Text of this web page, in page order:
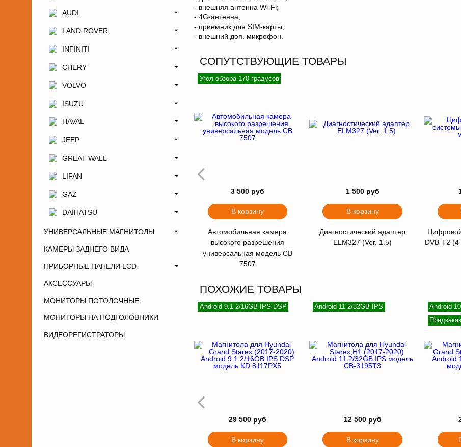
- внешняя антенна Wi-Fi;
- 4G-антенна;
- приемник для SIM-карты;
- внешний доп. микрофон.
СОПУТСТВУЮЩИЕ ТОВАРЫ
Угол обзора 170 градусов
3 500 руб
В корзину
Автомобильная камера
высокого разрешения
универсальная модель CB
7507
1 500 руб
В корзину
Диагностический адаптер
ELM327 (Ver. 1.5)
DVB-T2
ПОХОЖИЕ ТОВАРЫ
Android 9.1 2/16GB IPS DSP
29 500 руб
В корзину
Android 11 2/32GB IPS
12 500 руб
В корзину
Android
Предзаказ
AUDI
LAND ROVER
INFINITI
CHERY
VOLVO
ISUZU
HAVAL
JEEP
GREAT WALL
LIFAN
GAZ
DAIHATSU
УНИВЕРСАЛЬНЫЕ МАГНИТОЛЫ
КАМЕРЫ ЗАДНЕГО ВИДА
ПРИБОРНЫЕ ПАНЕЛИ LCD
АКСЕССУАРЫ
МОНИТОРЫ ПОТОЛОЧНЫЕ
МОНИТОРЫ НА ПОДГОЛОВНИКИ
ВИДЕОРЕГИСТРАТОРЫ